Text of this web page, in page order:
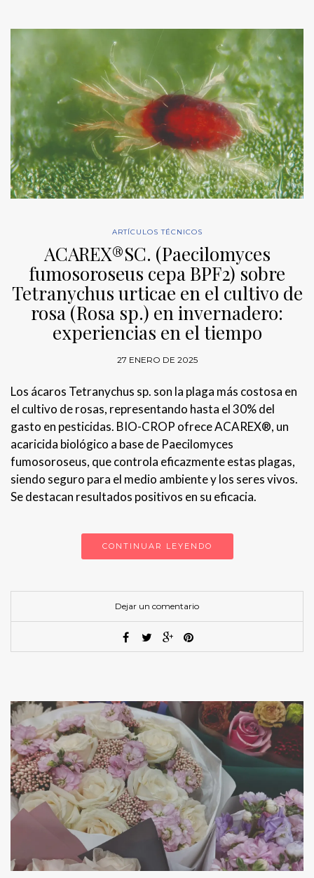
ARTÍCULOS TÉCNICOS
ACAREX®SC. (Paecilomyces
fumosoroseus cepa BPF2) sobre
Tetranychus urticae en el cultivo de
rosa (Rosa sp.) en invernadero:
experiencias en el tiempo
27 ENERO DE 2025
Los ácaros Tetranychus sp. son la plaga más costosa en
el cultivo de rosas, representando hasta el 30% del
gasto en pesticidas. BIO-CROP ofrece ACAREX®, un
acaricida biológico a base de Paecilomyces
fumosoroseus, que controla eficazmente estas plagas,
siendo seguro para el medio ambiente y los seres vivos.
Se destacan resultados positivos en su eficacia.
CONTINUAR LEYENDO
Dejar un comentario